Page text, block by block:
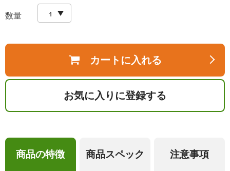
数量
カートに入れる
お気に入りに登録する
商品の特徴 商品スペック 注意事項